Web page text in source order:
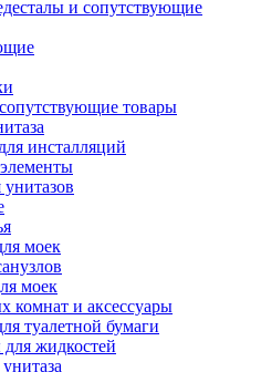
и сопутствующие
товары
инсталляций
моек
моек
комнат и аксессуары
туалетной бумаги
жидкостей